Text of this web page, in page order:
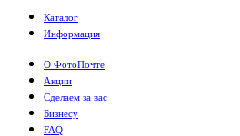
Каталог
Информация
О ФотоПочте
Акции
Сделаем за вас
Бизнесу
FAQ